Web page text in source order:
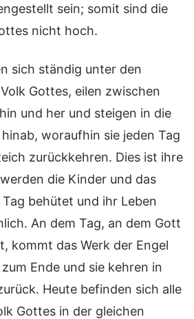
sein; somit sind die
nicht hoch.
sich ständig unter den
Gottes, eilen zwischen
und her und steigen in die
woraufhin sie jeden Tag
zurückkehren. Dies ist ihre
die Kinder und das
behütet und ihr Leben
An dem Tag, an dem Gott
kommt das Werk der Engel
Ende und sie kehren in
Heute befinden sich alle
Gottes in der gleichen